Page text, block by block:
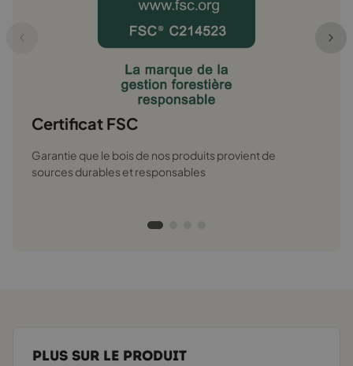
Certificat FSC
Garantie que le bois de nos produits provient de
sources durables et responsables
PLUS SUR LE PRODUIT